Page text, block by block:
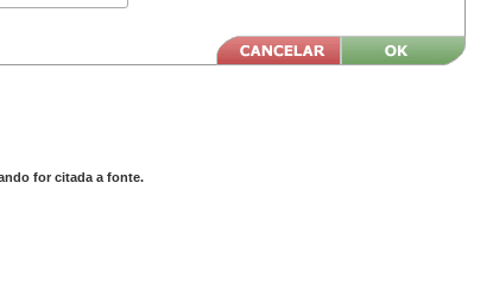
for citada a fonte.